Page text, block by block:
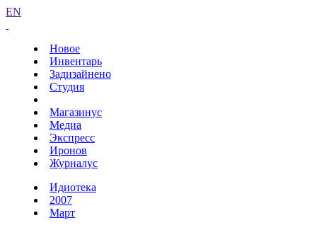
EN
Новое
Инвентарь
Задизайнено
Студия
Магазинус
Медиа
Экспресс
Иронов
Журналус
Идиотека
2007
Март